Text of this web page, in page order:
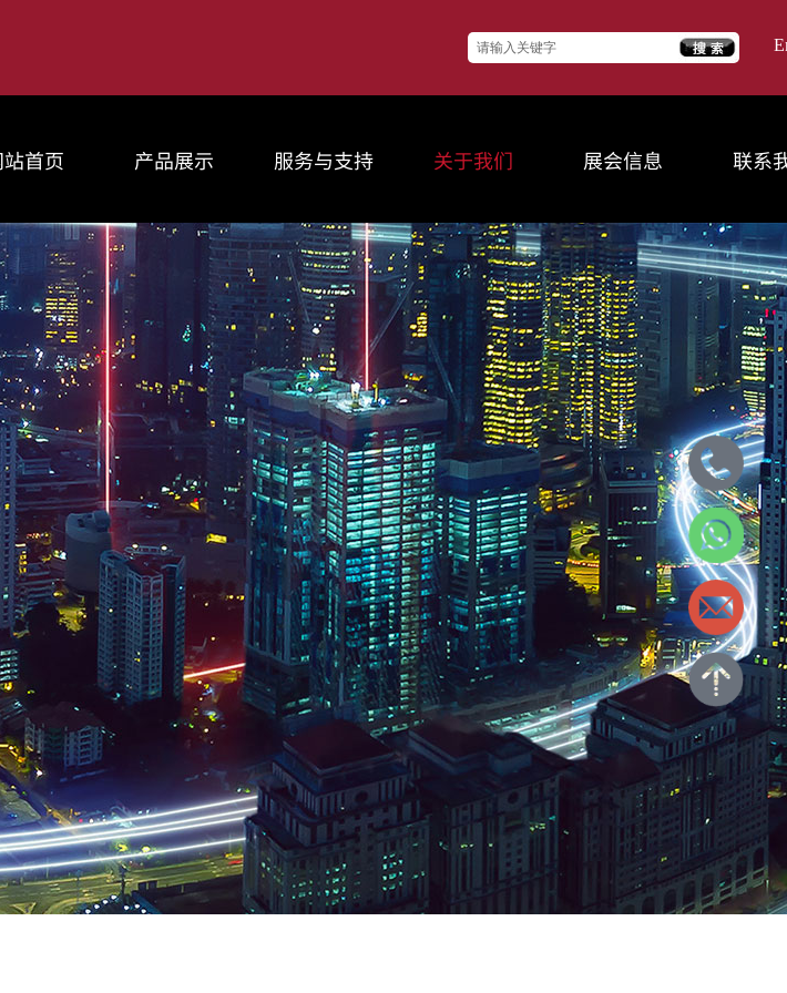
首页 产品展示 服务与支持 关于我们 展会信息 联系